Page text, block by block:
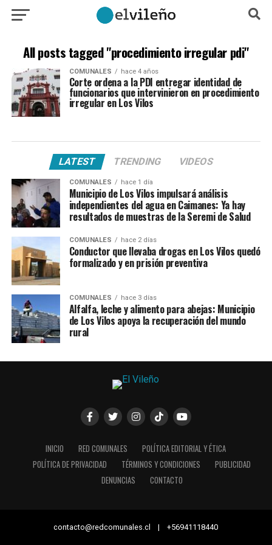
All posts tagged "procedimiento irregular pdi"
COMUNALES hace 4 años
Corte ordena a la PDI entregar identidad de
funcionarios que intervinieron en procedimiento
irregular en Los Vilos
LATEST TRENDING VIDEOS
COMUNALES hace 1 día
Municipio de Los Vilos impulsará análisis
independientes del agua en Caimanes: Ya hay
resultados de muestras de la Seremi de Salud
COMUNALES hace 2 días
Conductor que llevaba drogas en Los Vilos quedó
formalizado y en prisión preventiva
COMUNALES hace 3 días
Alfalfa, leche y alimento para abejas: Municipio
de Los Vilos apoya la recuperación del mundo
rural
INICIO RED COMUNALES
POLÍTICA EDITORIAL Y ÉTICA
POLÍTICA DE PRIVACIDAD
TÉRMINOS Y CONDICIONES
PUBLICIDAD
DENUNCIAS
CONTACTO
contacto@redcomunales.cl | +56941118440